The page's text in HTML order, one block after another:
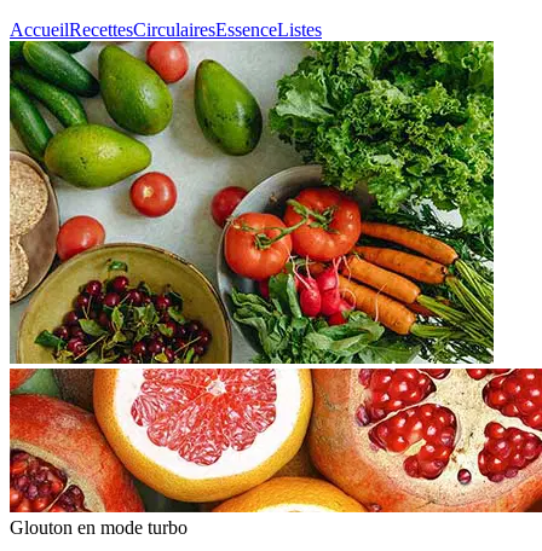
AccueilRecettesCirculairesEssenceListes
Glouton en mode turbo